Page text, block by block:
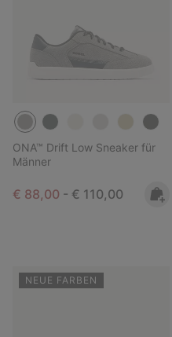
ONA™ Drift Low Sneaker für
Männer
Minimum sale price:
€ 88,00 - Maximum price:
€ 110,00
NEUE FARBEN